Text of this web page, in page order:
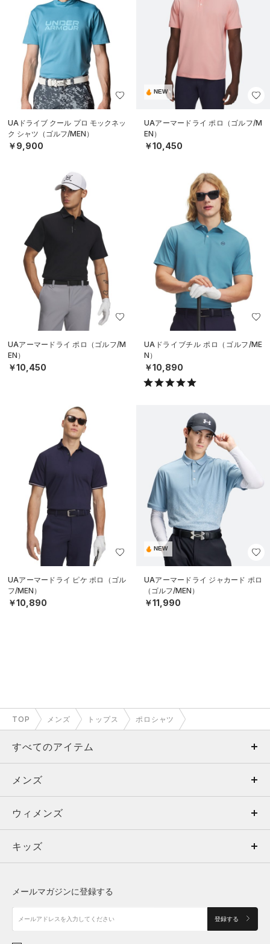
UAドライブ クール プロ モックネッ
ク シャツ（ゴルフ/MEN）
￥9,900
NEW
UAアーマードライ ポロ（ゴルフ/M
EN）
￥10,450
UAアーマードライ ポロ（ゴルフ/M
EN）
￥10,450
UAドライブチル ポロ（ゴルフ/ME
N）
￥10,890
UAアーマードライ ピケ ポロ（ゴル
フ/MEN）
￥10,890
NEW
UAアーマードライ ジャカード ポロ
（ゴルフ/MEN）
￥11,990
TOP メンズ トップス ポロシャツ
すべてのアイテム
メンズ
ウィメンズ
キッズ
アクセサリー
メンズ
トップス
ボトムス
アクセサリー
ウィメンズ
トップス
シューズ
キッズ
メールマガジンに登録する
登録する